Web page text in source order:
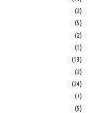
(2)
(5)
(2)
(1)
(13)
(2)
(24)
(7)
(5)